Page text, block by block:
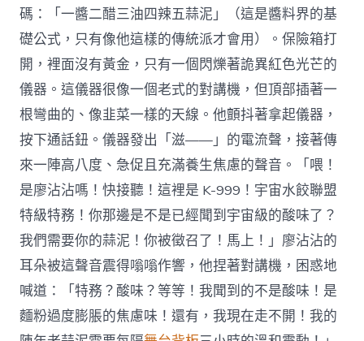
碼：「一醬二醋三油四辣五蒜泥」（這是醬料界的基
礎公式，只有像他這樣的傳統派才會用）。保險箱打
開，裡面沒有黃金，只有一個閃爍著詭異紅色光芒的
儀器。這儀器很像一個老式的對講機，但頂部插著一
根彎曲的、像韭菜一樣的天線。他顫抖著拿起儀器，
按下通話鈕。儀器發出「滋——」的電流聲，接著傳
來一陣高八度、急促且充滿養生焦慮的聲音。「喂！
是廖沾沾嗎！快接聽！這裡是 K-999！宇宙水餃聯盟
特級特務！你那邊是不是已經聞到宇宙級的酸味了？
我們需要你的蒜泥！你被徵召了！馬上！」廖沾沾的
耳朵被這聲音震得嗡嗡作響，他捏著對講機，困惑地
喊道：「特務？酸味？等等！我聞到的不是酸味！是
麵粉過度膨脹的焦慮味！還有，我現在走不開！我的